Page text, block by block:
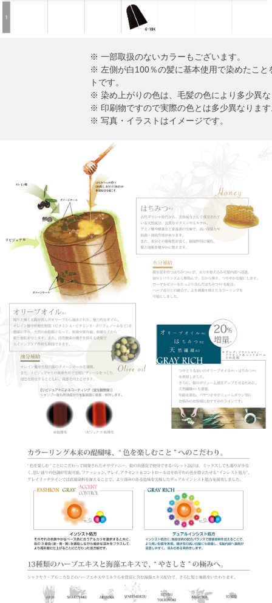
※ 一部取扱のないカラーもございます。
※ 左側が白100％の髪に基本使用で染めたこと
トです。
※ 染め上がりの色は、毛髪の色により多少異
※ 印刷物ですので実際の色とは多少異なりま
※ 写真・イラストはイメージです。